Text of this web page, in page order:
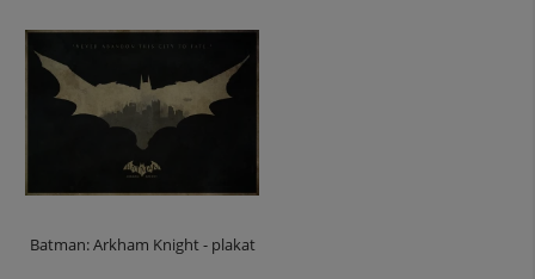
Batman: Arkham Knight - plakat